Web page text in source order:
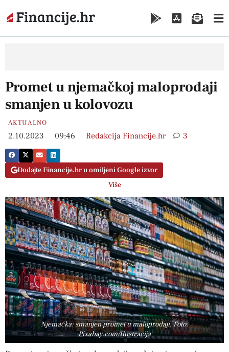
Promet u njemačkoj maloprodaji
smanjen u kolovozu
AKTUALNO
2.10.2023 09:46 Redakcija Financije.hr 3
Dodajte Financije.hr u omiljeni Google izvor
Više
Njemačka: smanjen promet u maloprodaji, Foto:
Pixabay.com/Ilustracija